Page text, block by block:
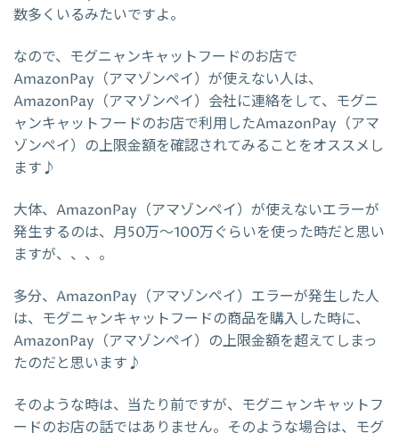
数多くいるみたいですよ。
なので、モグニャンキャットフードのお店で
AmazonPay（アマゾンペイ）が使えない人は、
AmazonPay（アマゾンペイ）会社に連絡をして、モグニ
ャンキャットフードのお店で利用したAmazonPay（アマ
ゾンペイ）の上限金額を確認されてみることをオススメし
ます♪
大体、AmazonPay（アマゾンペイ）が使えないエラーが
発生するのは、月50万～100万ぐらいを使った時だと思い
ますが、、、。
多分、AmazonPay（アマゾンペイ）エラーが発生した人
は、モグニャンキャットフードの商品を購入した時に、
AmazonPay（アマゾンペイ）の上限金額を超えてしまっ
たのだと思います♪
そのような時は、当たり前ですが、モグニャンキャットフ
ードのお店の話ではありません。そのような場合は、モグ